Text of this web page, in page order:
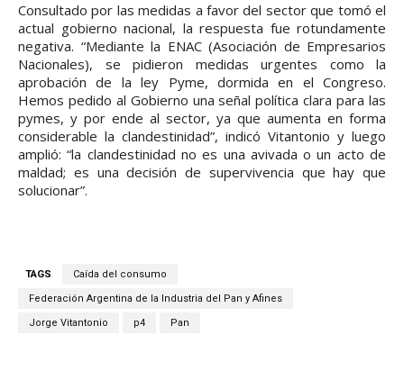
Consultado por las medidas a favor del sector que tomó el
actual gobierno nacional, la respuesta fue rotundamente
negativa. “Mediante la ENAC (Asociación de Empresarios
Nacionales), se pidieron medidas urgentes como la
aprobación de la ley Pyme, dormida en el Congreso.
Hemos pedido al Gobierno una señal política clara para las
pymes, y por ende al sector, ya que aumenta en forma
considerable la clandestinidad”, indicó Vitantonio y luego
amplió: “la clandestinidad no es una avivada o un acto de
maldad; es una decisión de supervivencia que hay que
solucionar”.
TAGS Caída del consumo
Federación Argentina de la Industria del Pan y Afines
Jorge Vitantonio p4 Pan